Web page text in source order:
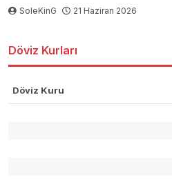
SoleKinG 21 Haziran 2026
Döviz Kurları
Döviz Kuru